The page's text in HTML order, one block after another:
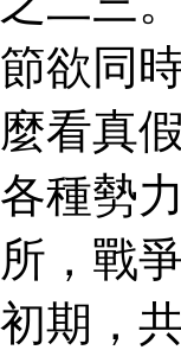
節欲同
麼看真假
各種勢
所，戰
初期，